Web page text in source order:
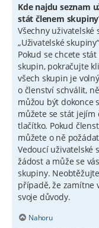
Kde najdu seznam
stát členem
Všechny uživatelské
„Uživatelské
Pokud se chcete
skupin, pokračujte
všech skupin je
o členství schválit,
můžou být dokonce
můžete se stát
tlačítko. Pokud
můžete o ně
Vedoucí uživatelské
žádost a může se
skupiny.
případě, že zamítne
svoje důvody.
Nahoru